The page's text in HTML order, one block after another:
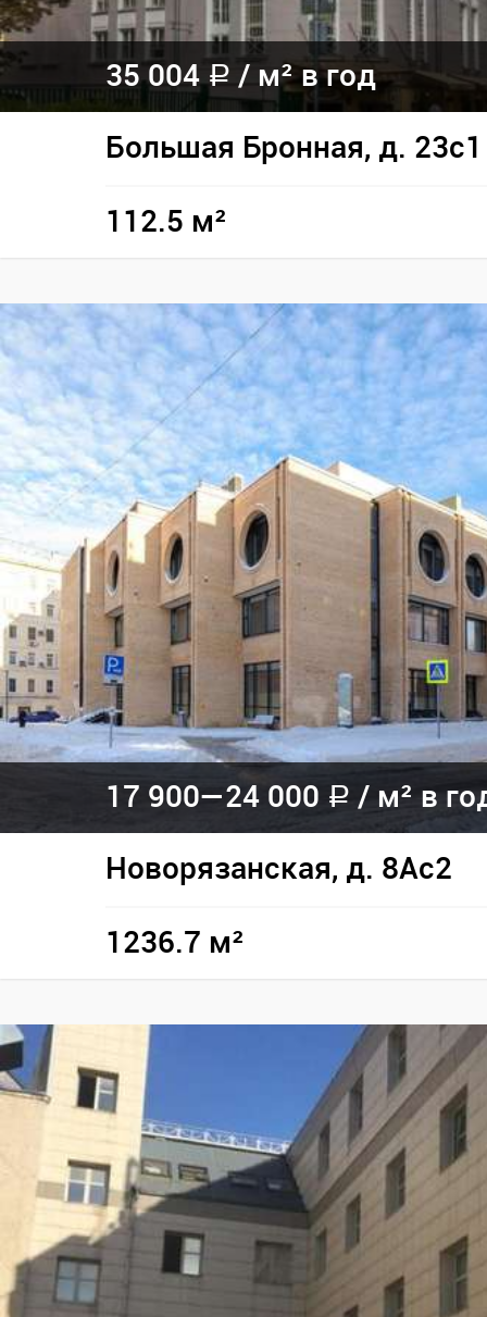
35 004a / м² в год
Большая Бронная, д. 23с1
112.5 м²
17 900—24 000 a / м² в
Новорязанская, д. 8Ас2
1236.7 м²